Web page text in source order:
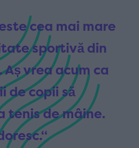
cea mai mare
sportivă din
Aș vrea acum ca
de copii să
tenis de mâine.